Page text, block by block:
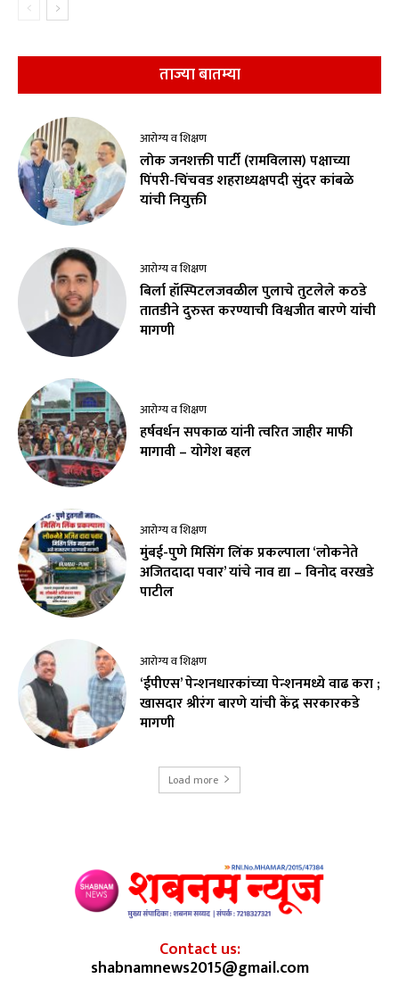
ताज्या बातम्या
आरोग्य व शिक्षण
लोक जनशक्ती पार्टी (रामविलास) पक्षाच्या
पिंपरी-चिंचवड शहराध्यक्षपदी सुंदर कांबळे
यांची नियुक्ती
आरोग्य व शिक्षण
बिर्ला हॉस्पिटलजवळील पुलाचे तुटलेले कठडे
तातडीने दुरुस्त करण्याची विश्वजीत बारणे यांची
मागणी
आरोग्य व शिक्षण
हर्षवर्धन सपकाळ यांनी त्वरित जाहीर माफी
मागावी – योगेश बहल
आरोग्य व शिक्षण
मुंबई-पुणे मिसिंग लिंक प्रकल्पाला ‘लोकनेते
अजितदादा पवार’ यांचे नाव द्या – विनोद वरखडे
पाटील
आरोग्य व शिक्षण
‘ईपीएस’ पेन्शनधारकांच्या पेन्शनमध्ये वाढ करा ;
खासदार श्रीरंग बारणे यांची केंद्र सरकारकडे
मागणी
Load more
Contact us:
shabnamnews2015@gmail.com